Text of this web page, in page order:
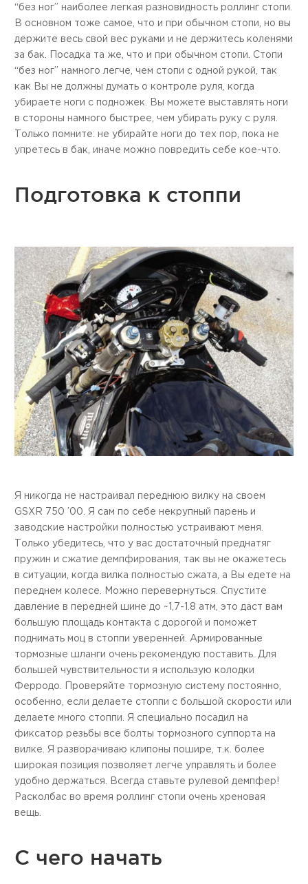
“без ног” наиболее легкая разновидность роллинг стопи.
В основном тоже самое, что и при обычном стопи, но вы
держите весь свой вес руками и не держитесь коленями
за бак. Посадка та же, что и при обычном стопи. Стопи
“без ног” намного легче, чем стопи с одной рукой, так
как Вы не должны думать о контроле руля, когда
убираете ноги с подножек. Вы можете выставлять ноги
в стороны намного быстрее, чем убирать руку с руля.
Только помните: не убирайте ноги до тех пор, пока не
упретесь в бак, иначе можно повредить себе кое-что.
Подготовка к стоппи
Я никогда не настраивал переднюю вилку на своем
GSXR 750 ’00. Я сам по себе некрупный парень и
заводские настройки полностью устраивают меня.
Только убедитесь, что у вас достаточный преднатяг
пружин и сжатие демпфирования, так вы не окажетесь
в ситуации, когда вилка полностью сжата, а Вы едете на
переднем колесе. Можно перевернуться. Спустите
давление в передней шине до ~1,7-1.8 атм, это даст вам
большую площадь контакта с дорогой и поможет
поднимать моц в стоппи уверенней. Армированные
тормозные шланги очень рекомендую поставить. Для
большей чувствительности я использую колодки
Ферродо. Проверяйте тормозную систему постоянно,
особенно, если делаете стоппи с большой скорости или
делаете много стоппи. Я специально посадил на
фиксатор резьбы все болты тормозного суппорта на
вилке. Я разворачиваю клипоны пошире, т.к. более
широкая позиция позволяет легче управлять и более
удобно держаться. Всегда ставьте рулевой демпфер!
Расколбас во время роллинг стопи очень хреновая
вещь.
С чего начать